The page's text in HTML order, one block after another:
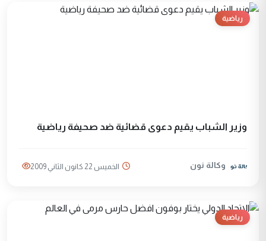
رياضية
وزير الشباب يقيم دعوى قضائية ضد صحيفة رياضية
وكالة نون الخميس 22 كانون الثاني 2009
رياضية